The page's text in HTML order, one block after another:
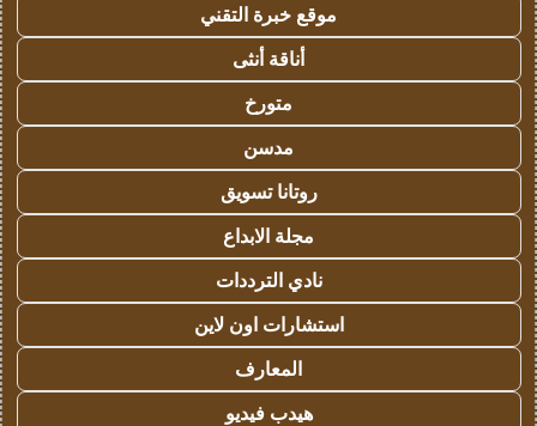
موقع خبرة التقني
أناقة أنثى
متورخ
مدسن
روتانا تسويق
مجلة الابداع
نادي الترددات
استشارات اون لاين
المعارف
هيدب فيديو